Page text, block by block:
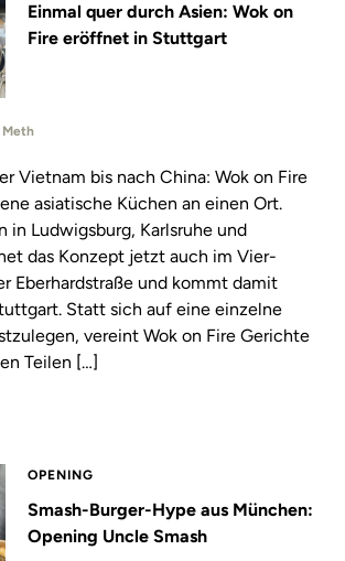
Einmal quer durch Asien: Wok on
Fire eröffnet in Stuttgart
Vietnam bis nach China: Wok on Fire
asiatische Küchen an einen Ort.
in Ludwigsburg, Karlsruhe und
das Konzept jetzt auch im Vier-
Eberhardstraße und kommt damit
Statt sich auf eine einzelne
vereint Wok on Fire Gerichte
Teilen […]
OPENING
Smash-Burger-Hype aus München:
Opening Uncle Smash